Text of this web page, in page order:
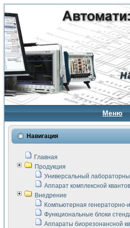
Меню
Навигация
Главная
Продукция
Универсальный
Аппарат комплексной
Внедрение
Компьютерная генераторно-
Функциональные блоки
Аппараты биорезонансной